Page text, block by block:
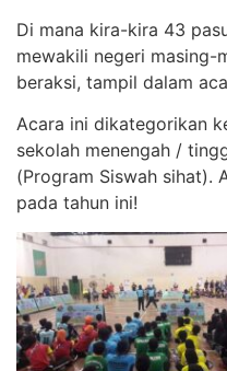
Di mana kira-kira 43
mewakili negeri masing-
beraksi, tampil dalam
Acara ini dikategorikan
sekolah menengah /
(Program Siswah sihat).
pada tahun ini!